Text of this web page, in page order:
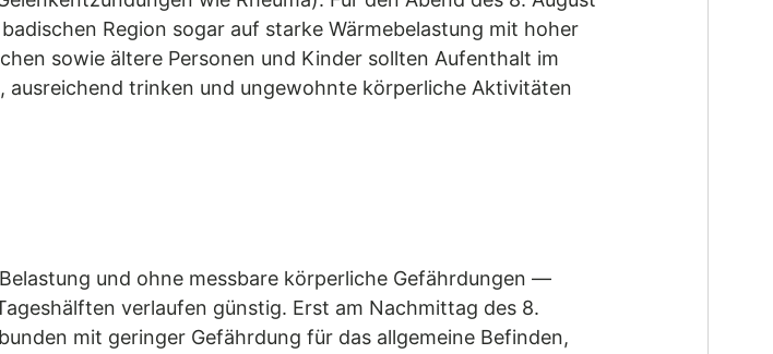
Region sogar auf starke Wärmebelastung mit hoher
sowie ältere Personen und Kinder sollten Aufenthalt im
trinken und ungewohnte körperliche Aktivitäten
und ohne messbare körperliche Gefährdungen —
verlaufen günstig. Erst am Nachmittag des 8.
mit geringer Gefährdung für das allgemeine Befinden,